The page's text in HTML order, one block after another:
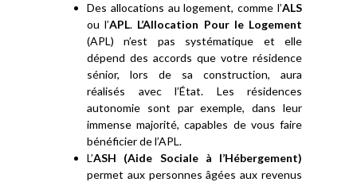
Des allocations au logement, comme l’ALS
ou l’APL. L’Allocation Pour le Logement
(APL) n’est pas systématique et elle
dépend des accords que votre résidence
sénior, lors de sa construction, aura
réalisés avec l’État. Les résidences
autonomie sont par exemple, dans leur
immense majorité, capables de vous faire
bénéficier de l’APL.
L’ASH (Aide Sociale à l’Hébergement)
permet aux personnes âgées aux revenus